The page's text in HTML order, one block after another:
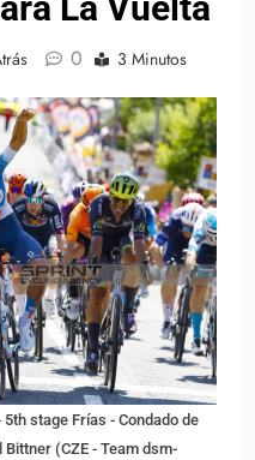
0 3 Minutos
stage Frías - Condado de
(CZE - Team dsm-